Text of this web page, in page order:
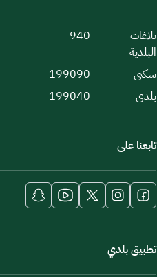
بلاغات
البلدية
940
سكني
199090
بلدي
199040
تابعنا على
تطبيق بلدي